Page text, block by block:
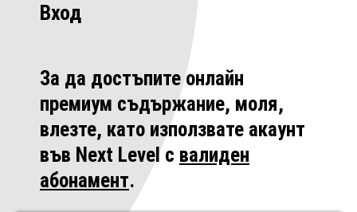
Вход
За да достъпите онлайн
премиум съдържание, моля,
влезте, като използвате акаунт
във Next Level с валиден
абонамент.